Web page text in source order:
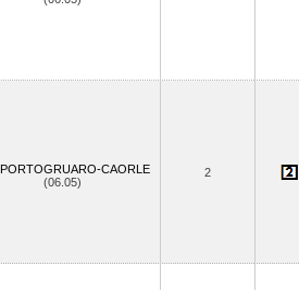
PORTOGRUARO-CAORLE
(06.05)
2